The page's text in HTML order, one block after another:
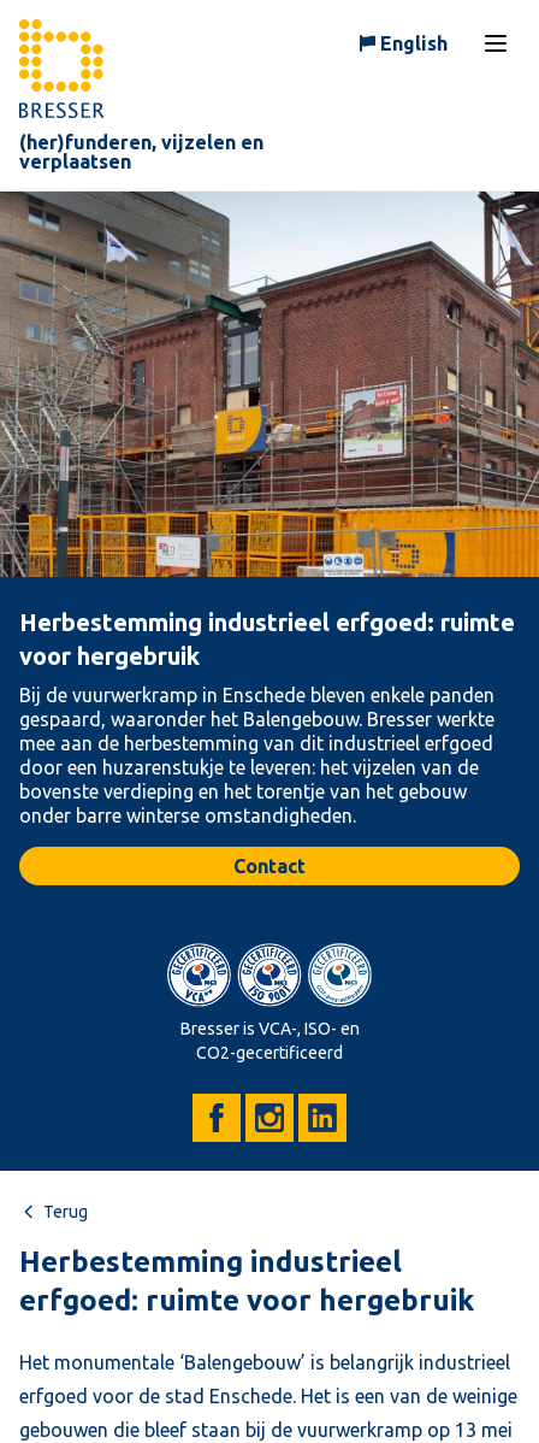
(her)funderen, vijzelen en
verplaatsen
English
Herbestemming industrieel erfgoed: ruimte
voor hergebruik
Bij de vuurwerkramp in Enschede bleven enkele panden
gespaard, waaronder het Balengebouw. Bresser werkte
mee aan de herbestemming van dit industrieel erfgoed
door een huzarenstukje te leveren: het vijzelen van de
bovenste verdieping en het torentje van het gebouw
onder barre winterse omstandigheden.
Contact
Bresser is VCA-, ISO- en
CO2-gecertificeerd
Terug
Herbestemming industrieel
erfgoed: ruimte voor hergebruik
Het monumentale ‘Balengebouw’ is belangrijk industrieel
erfgoed voor de stad Enschede. Het is een van de weinige
gebouwen die bleef staan bij de vuurwerkramp op 13 mei